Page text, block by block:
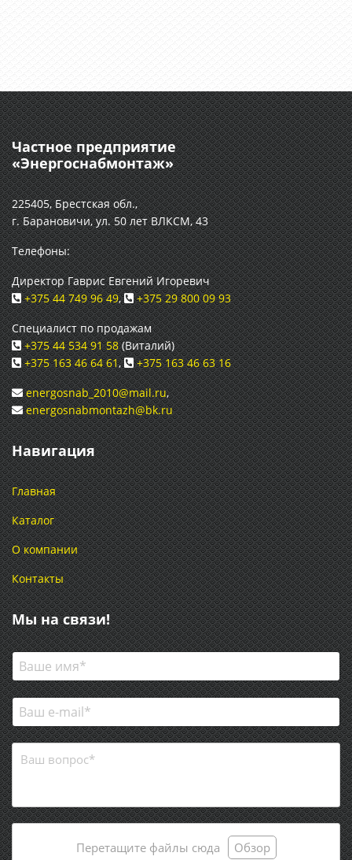
Частное предприятие
«Энергоснабмонтаж»
225405, Брестская обл.,
г. Барановичи, ул. 50 лет ВЛКСМ, 43
Телефоны:
Директор Гаврис Евгений Игоревич
+375 44 749 96 49,
+375 29 800 09 93
Специалист по продажам
+375 44 534 91 58(Виталий)
+375 163 46 64 61,
+375 163 46 63 16
energosnab_2010@mail.ru,
energosnabmontazh@bk.ru
Навигация
Главная
Каталог
О компании
Контакты
Мы на связи!
Перетащите файлы сюда Обзор